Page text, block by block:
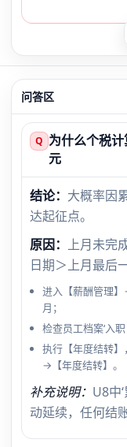
问答区
Q 为什么个税
元
结论： 大概率因
达起征点。
原因： 上月未完
日期＞上月最后
进入【薪酬管理
月；
检查员工档案‘入
执行【年度结转
→【年度结转】。
补充说明： U8中
动延续，任何结